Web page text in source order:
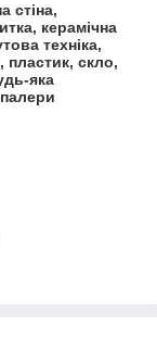
стіна,
керамічна
техніка,
пластик, скло,
яка